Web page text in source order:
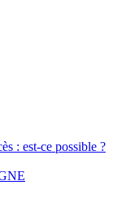
: est-ce possible ?